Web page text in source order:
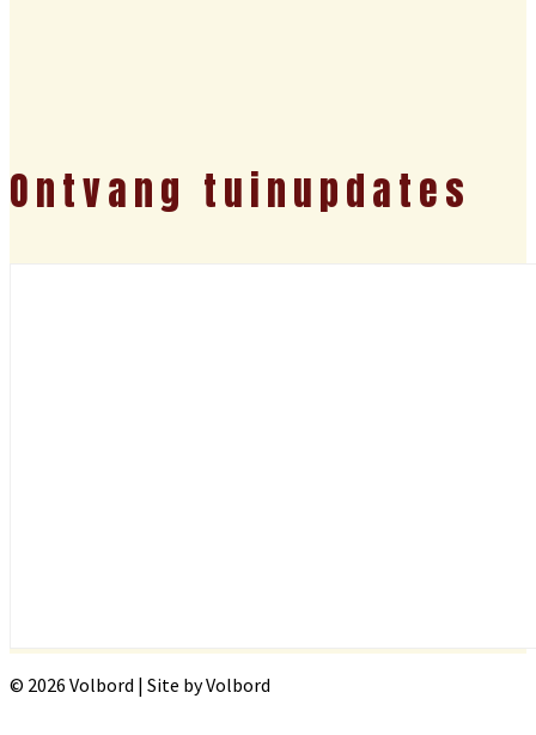
Ontvang tuinupdates
© 2026 Volbord | Site by Volbord